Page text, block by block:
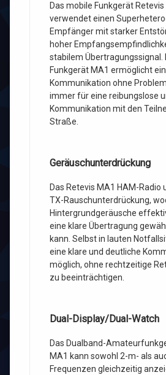
Das mobile Funkgerät Retevis
verwendet einen
Empfänger mit starker
hoher
stabilem Übertragungssignal.
Funkgerät MA1 ermöglicht
Kommunikation ohne
immer für eine reibungslose
Kommunikation mit den
Straße.
Geräuschunterdrückung
Das Retevis MA1 HAM-
TX-Rauschunterdrückung,
Hintergrundgeräusche
eine klare Übertragung
kann. Selbst in lauten
eine klare und deutliche
möglich, ohne rechtzeitige
zu beeinträchtigen.
Dual-Display/Dual-Watch
Das Dualband-
MA1 kann sowohl 2-m- als
Frequenzen gleichzeitig